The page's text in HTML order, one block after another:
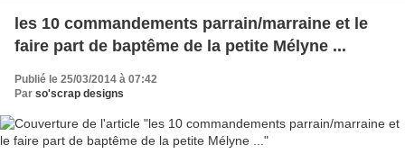
les 10 commandements parrain/marraine et le
faire part de baptême de la petite Mélyne ...
Publié le 25/03/2014 à 07:42
Par so'scrap designs